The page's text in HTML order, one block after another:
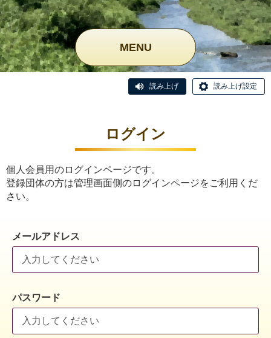
MENU
読み上げ 読み上げ設定
ログイン
個人会員用のログインページです。
登録団体の方は管理画面側のログインページをご利用くだ
さい。
メールアドレス
パスワード